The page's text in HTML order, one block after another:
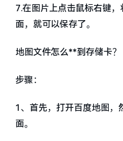
7.在图片上点击鼠标右键
面，就可以保存了。
地图文件怎么**到存储卡？
步骤：
1、首先，打开百度地图，
面。